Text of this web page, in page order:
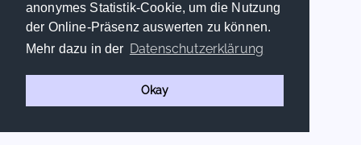
anonymes Statistik-Cookie, um die Nutzung
der Online-Präsenz auswerten zu können.
Mehr dazu in der Datenschutzerklärung
Okay